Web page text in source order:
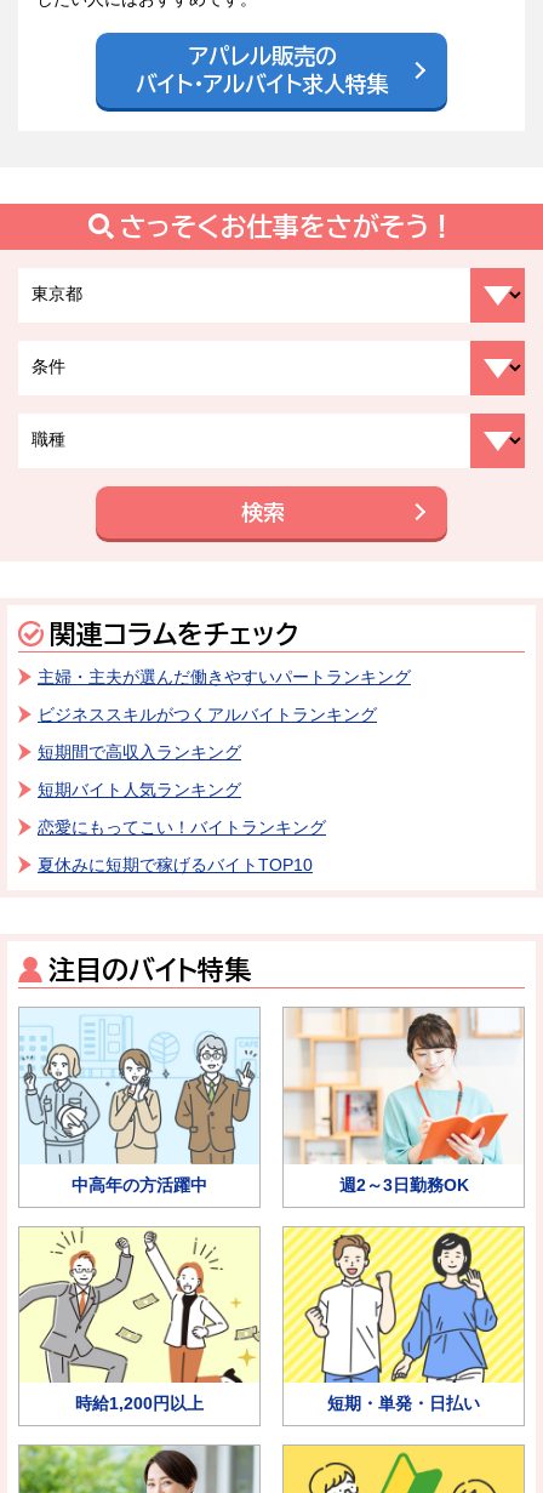
アパレル販売の
バイト・アルバイト求人特集
さっそくお仕事をさがそう！
検索
関連コラムをチェック
主婦・主夫が選んだ働きやすいパートランキング
ビジネススキルがつくアルバイトランキング
短期間で高収入ランキング
短期バイト人気ランキング
恋愛にもってこい！バイトランキング
夏休みに短期で稼げるバイトTOP10
注目のバイト特集
中高年の方活躍中 週2～3日勤務OK
時給1,200円以上 短期・単発・日払い